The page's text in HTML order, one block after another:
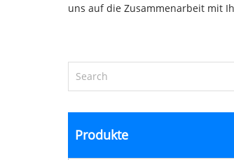
uns auf die Zusammenarbeit mit
Produkte